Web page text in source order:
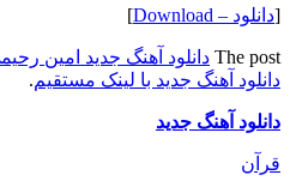
[دانلود – Download ]
The post دانلود آهنگ جدید امین
دانلود آهنگ جدید با لینک مستقیم.
دانلود آهنگ جدید
قرآن